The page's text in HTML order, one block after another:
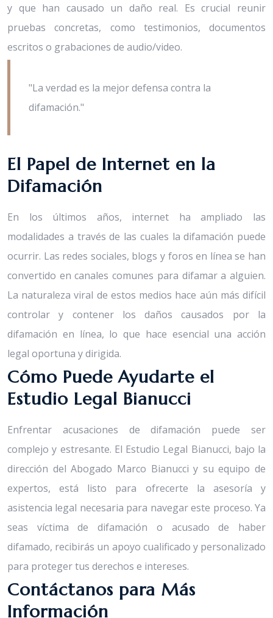
y que han causado un daño real. Es crucial reunir
pruebas concretas, como testimonios, documentos
escritos o grabaciones de audio/video.
"La verdad es la mejor defensa contra la
difamación."
El Papel de Internet en la
Difamación
En los últimos años, internet ha ampliado las
modalidades a través de las cuales la difamación puede
ocurrir. Las redes sociales, blogs y foros en línea se han
convertido en canales comunes para difamar a alguien.
La naturaleza viral de estos medios hace aún más difícil
controlar y contener los daños causados por la
difamación en línea, lo que hace esencial una acción
legal oportuna y dirigida.
Cómo Puede Ayudarte el
Estudio Legal Bianucci
Enfrentar acusaciones de difamación puede ser
complejo y estresante. El Estudio Legal Bianucci, bajo la
dirección del Abogado Marco Bianucci y su equipo de
expertos, está listo para ofrecerte la asesoría y
asistencia legal necesaria para navegar este proceso. Ya
seas víctima de difamación o acusado de haber
difamado, recibirás un apoyo cualificado y personalizado
para proteger tus derechos e intereses.
Contáctanos para Más
Información